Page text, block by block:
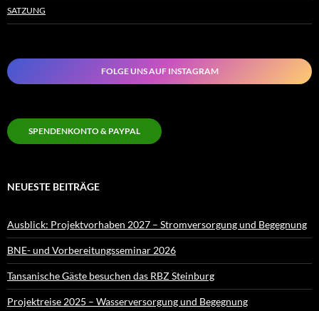
SATZUNG
FOLGE UNS AUF INSTAGRAM
SPENDENKONTO & PAYPAL
NEUESTE BEITRÄGE
Ausblick: Projektvorhaben 2027 – Stromversorgung und Begegnung
BNE- und Vorbereitungsseminar 2026
Tansanische Gäste besuchen das RBZ Steinburg
Projektreise 2025 – Wasserversorgung und Begegnung